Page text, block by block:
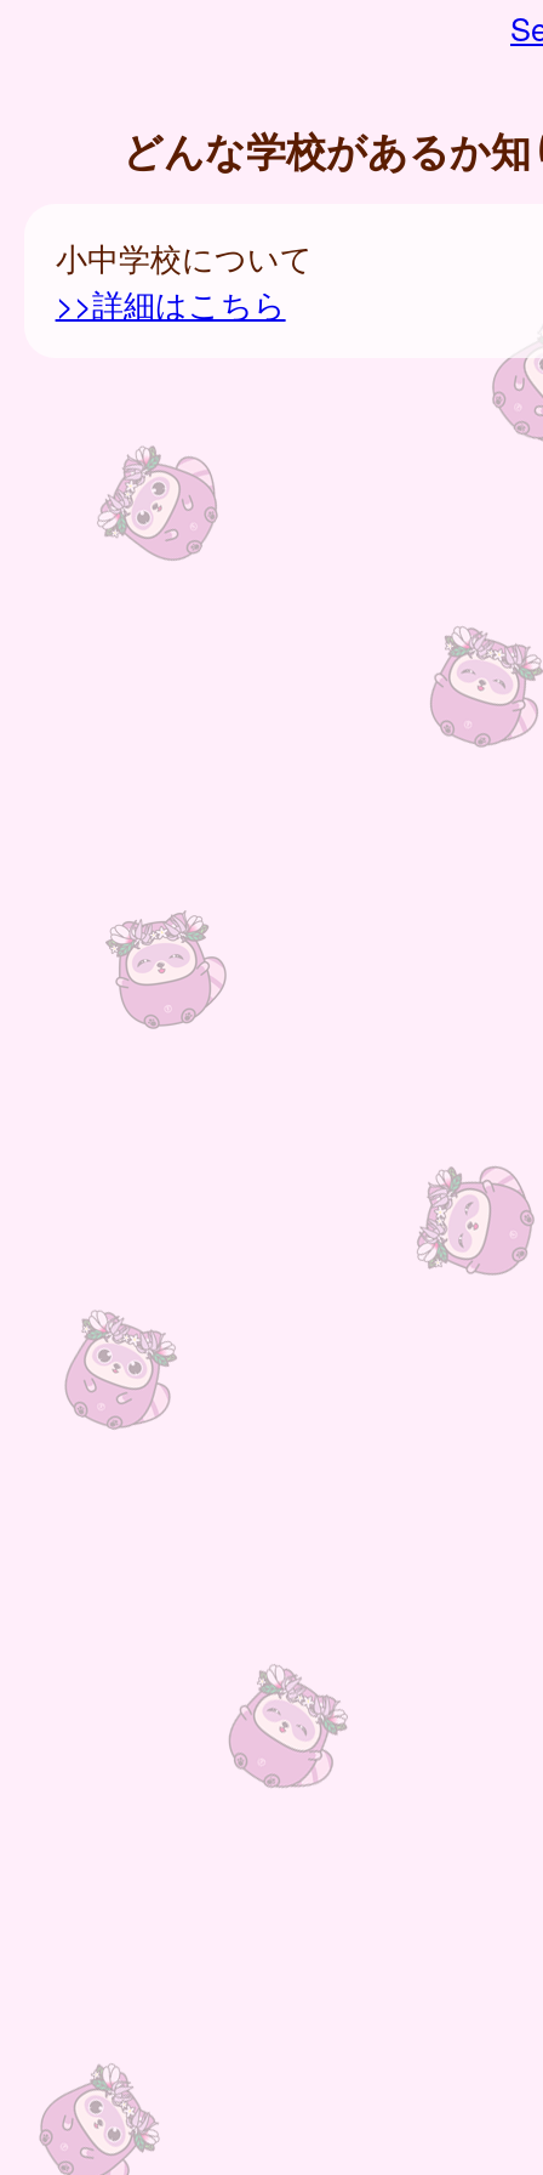
どんな学校があるか
小中学校について
>>詳細はこちら